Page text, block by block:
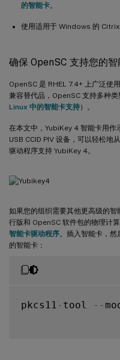
的智能卡。
使用适用于 Windows 的
确保 OpenSC 支持您的智
OpenSC 是 RHEL 7.4+ 上广泛使
兼容替代品，OpenSC 支持多种
Linux 中的智能卡支持）。
在本文中，YubiKey 4 智能卡用
USB CCID PIV 设备，可以轻松
驱动程序支持 YubiKey 4。
如果您的组织需要其他更高级的
行版和 OpenSC 软件包的物理计
智能卡驱动程序。插入智能卡，
的智能卡：
pkcs11 - tool --